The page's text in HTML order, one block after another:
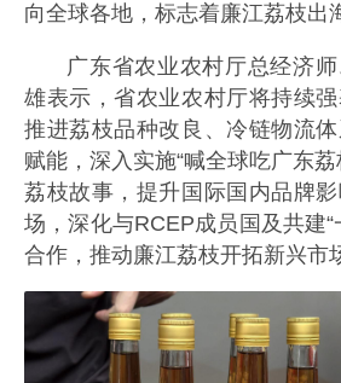
向全球各地，标志着廉江荔枝出
广东省农业农村厅总经济
雄表示，省农业农村厅将持续
推进荔枝品种改良、冷链物流
赋能，深入实施“喊全球吃广东
荔枝故事，提升国际国内品牌
场，深化与RCEP成员国及共建“
合作，推动廉江荔枝开拓新兴市